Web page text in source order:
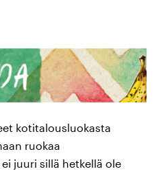
kotitalousluokasta
ruokaa
juuri sillä hetkellä ole